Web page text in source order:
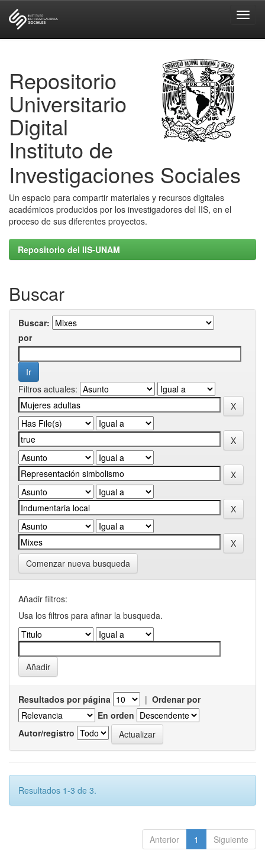
Repositorio
Universitario
Digital
Instituto de
Investigaciones Sociales
Un espacio para compartir materiales y recursos digitales
académicos producidos por los investigadores del IIS, en el
proceso de sus diferentes proyectos.
Repositorio del IIS-UNAM
Buscar
Buscar:
por
Filtros actuales:
Comenzar nueva busqueda
Añadir filtros:
Usa los filtros para afinar la busqueda.
Resultados por página | Ordenar por
En orden
Autor/registro
Resultados 1-3 de 3.
Anterior 1 Siguiente